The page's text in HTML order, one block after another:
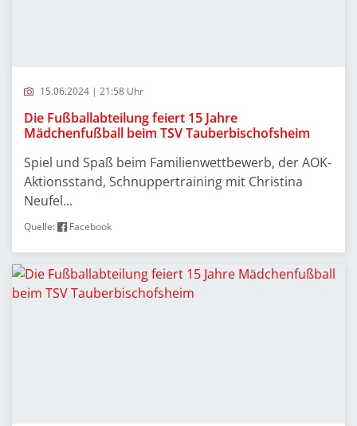
15.06.2024 | 21:58 Uhr
Die Fußballabteilung feiert 15 Jahre
Mädchenfußball beim TSV Tauberbischofsheim
Spiel und Spaß beim Familienwettbewerb, der AOK-
Aktionsstand, Schnuppertraining mit Christina
Neufel...
Quelle: Facebook